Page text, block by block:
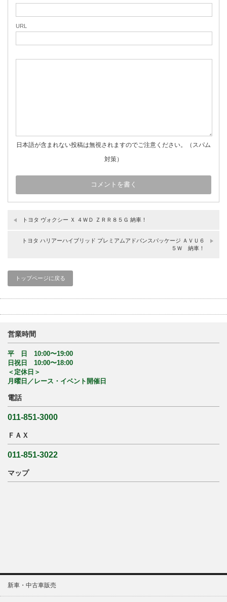
URL
日本語が含まれない投稿は無視されますのでご注意ください。（スパム
対策）
トヨタ ヴォクシー Ｘ ４ＷＤ ＺＲＲ８５Ｇ 納車！
トヨタ ハリアーハイブリッド プレミアムアドバンスパッケージ ＡＶＵ６
５Ｗ 納車！
トップページに戻る
営業時間
平 日 10:00〜19:00
日祝日 10:00〜18:00
＜定休日＞
月曜日／レース・イベント開催日
電話
011-851-3000
ＦＡＸ
011-851-3022
マップ
新車・中古車販売